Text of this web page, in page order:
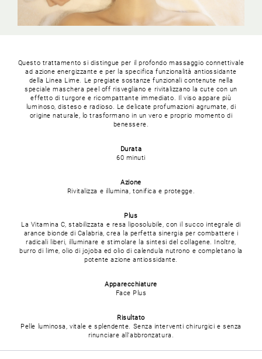
Questo trattamento si distingue per il profondo massaggio connettivale
ad azione energizzante e per la specifica funzionalità antiossidante
della Linea Lime. Le pregiate sostanze funzionali contenute nella
speciale maschera peel off risvegliano e rivitalizzano la cute con un
effetto di turgore e ricompattante immediato. Il viso appare più
luminoso, disteso e radioso. Le delicate profumazioni agrumate, di
origine naturale, lo trasformano in un vero e proprio momento di
benessere.
Durata
60 minuti
Azione
Rivitalizza e illumina, tonifica e protegge.
Plus
La Vitamina C, stabilizzata e resa liposolubile, con il succo integrale di
arance bionde di Calabria, crea la perfetta sinergia per combattere i
radicali liberi, illuminare e stimolare la sintesi del collagene. Inoltre,
burro di lime, olio di jojoba ed olio di calendula nutrono e completano la
potente azione antiossidante.
Apparecchiature
Face Plus
Risultato
Pelle luminosa, vitale e splendente. Senza interventi chirurgici e senza
rinunciare all’abbronzatura.